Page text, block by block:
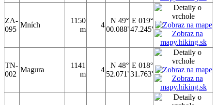
ZA-
095
Mních
1150
m
4
N 49°
00.088'
E 019°
47.245'
TN-
002
Magura
1141
m
4
N 48°
52.071'
E 018°
31.763'